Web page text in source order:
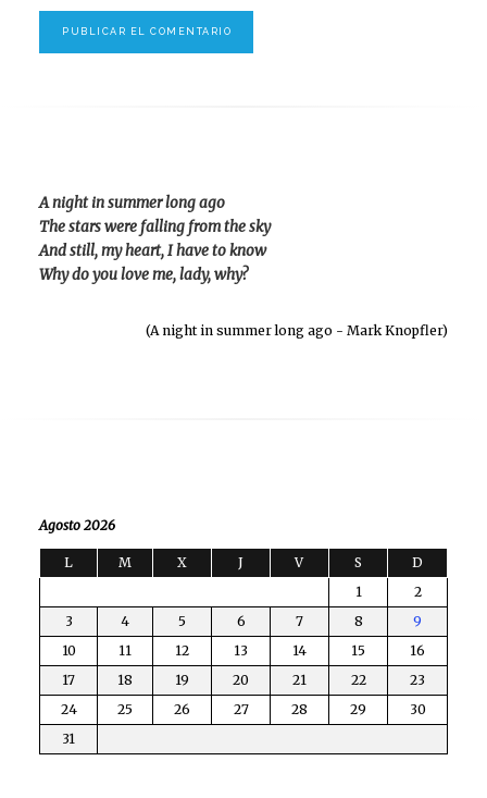
A night in summer long ago
The stars were falling from the sky
And still, my heart, I have to know
Why do you love me, lady, why?
(A night in summer long ago - Mark Knopfler)
Agosto 2026
L M X J V S
D
1
2
3
4 5 6 7 8
9
10
11 12 13 14 15
16
17
18 19 20 21 22
23
24
25 26 27 28 29
30
31